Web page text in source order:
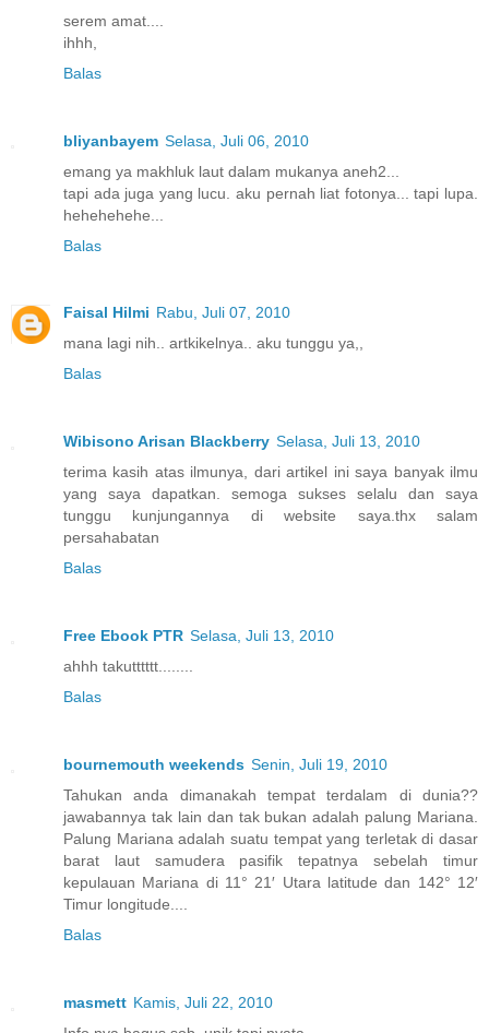
serem amat....
ihhh,
Balas
bliyanbayem Selasa, Juli 06, 2010
emang ya makhluk laut dalam mukanya aneh2...
tapi ada juga yang lucu. aku pernah liat fotonya... tapi lupa.
hehehehehe...
Balas
Faisal Hilmi Rabu, Juli 07, 2010
mana lagi nih.. artkikelnya.. aku tunggu ya,,
Balas
Wibisono Arisan Blackberry Selasa, Juli 13, 2010
terima kasih atas ilmunya, dari artikel ini saya banyak ilmu
yang saya dapatkan. semoga sukses selalu dan saya
tunggu kunjungannya di website saya.thx salam
persahabatan
Balas
Free Ebook PTR Selasa, Juli 13, 2010
ahhh takutttttt........
Balas
bournemouth weekends Senin, Juli 19, 2010
Tahukan anda dimanakah tempat terdalam di dunia??
jawabannya tak lain dan tak bukan adalah palung Mariana.
Palung Mariana adalah suatu tempat yang terletak di dasar
barat laut samudera pasifik tepatnya sebelah timur
kepulauan Mariana di 11° 21′ Utara latitude dan 142° 12′
Timur longitude....
Balas
masmett Kamis, Juli 22, 2010